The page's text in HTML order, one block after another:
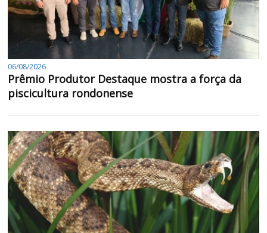
06/08/2026
Prêmio Produtor Destaque mostra a força da
piscicultura rondonense